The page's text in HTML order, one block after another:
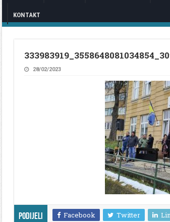
KONTAKT
28/02/2023
Podijeli Facebook Twitter